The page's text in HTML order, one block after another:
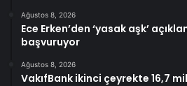
Ağustos 8, 2026
Ece Erken’den ‘yasak aşk’
başvuruyor
Ağustos 8, 2026
VakıfBank ikinci çeyrekte 16,7